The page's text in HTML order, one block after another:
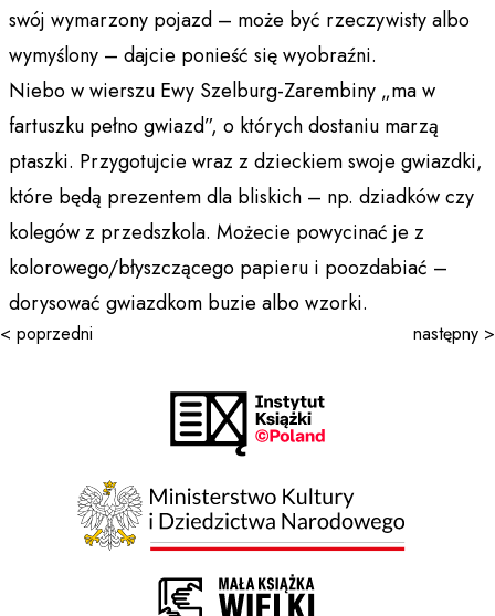
swój wymarzony pojazd – może być rzeczywisty albo
wymyślony – dajcie ponieść się wyobraźni.
Niebo w wierszu Ewy Szelburg-Zarembiny „ma w
fartuszku pełno gwiazd”, o których dostaniu marzą
ptaszki. Przygotujcie wraz z dzieckiem swoje gwiazdki,
które będą prezentem dla bliskich – np. dziadków czy
kolegów z przedszkola. Możecie powycinać je z
kolorowego/błyszczącego papieru i poozdabiać –
dorysować gwiazdkom buzie albo wzorki.
< poprzedni następny >